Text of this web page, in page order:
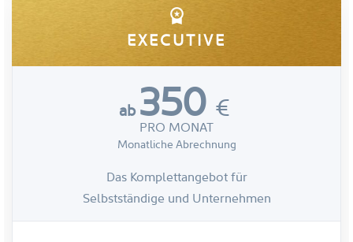
workspace_premium
EXECUTIVE
ab 350 €
PRO MONAT
Monatliche Abrechnung
Das Komplettangebot für
Selbstständige und Unternehmen